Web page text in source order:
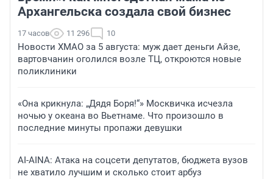
Архангельска создала свой бизнес
17 часов 11 296 10
Новости ХМАО за 5 августа: муж дает деньги Айзе,
вартовчанин оголился возле ТЦ, откроются новые
поликлиники
«Она крикнула: „Дядя Боря!“» Москвичка исчезла
ночью у океана во Вьетнаме. Что произошло в
последние минуты пропажи девушки
AI-AINA: Атака на соцсети депутатов, бюджета вузов
не хватило лучшим и сколько стоит арбуз